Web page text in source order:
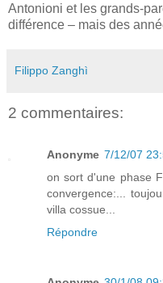
Antonioni et les grands-
différence – mais des
Filippo Zanghì
2 commentaires:
Anonyme 7/12/07
on sort d'une phase
convergence:...
villa cossue...
Répondre